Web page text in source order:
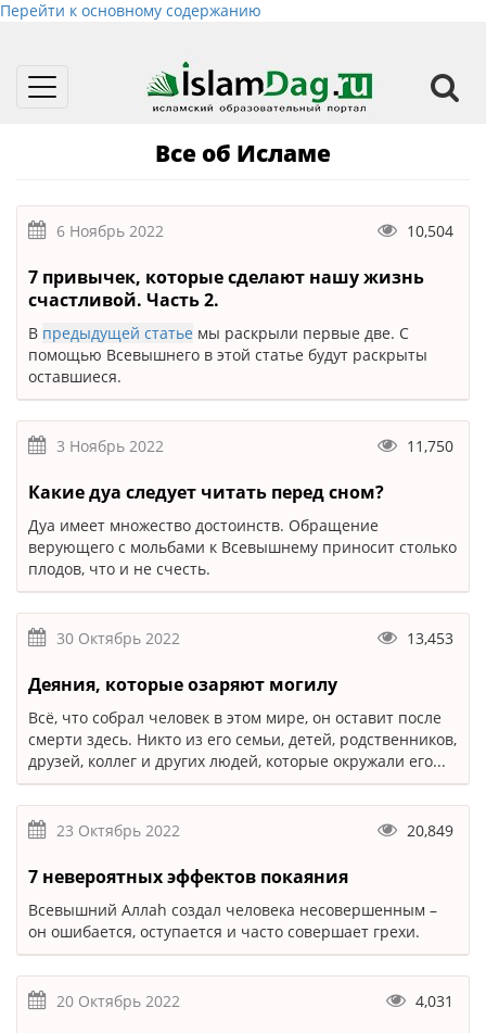
Перейти к основному содержанию
Toggle
Все об Исламе
6 Ноябрь 2022 10,504
7 привычек, которые сделают нашу жизнь
счастливой. Часть 2.
В предыдущей статье мы раскрыли первые две. С
помощью Всевышнего в этой статье будут раскрыты
оставшиеся.
3 Ноябрь 2022 11,750
Какие дуа следует читать перед сном?
Дуа имеет множество достоинств. Обращение
верующего с мольбами к Всевышнему приносит столько
плодов, что и не счесть.
30 Октябрь 2022 13,453
Деяния, которые озаряют могилу
Всё, что собрал человек в этом мире, он оставит после
смерти здесь. Никто из его семьи, детей, родственников,
друзей, коллег и других людей, которые окружали его...
23 Октябрь 2022 20,849
7 невероятных эффектов покаяния
Всевышний Аллаh создал человека несовершенным –
он ошибается, оступается и часто совершает грехи.
20 Октябрь 2022 4,031